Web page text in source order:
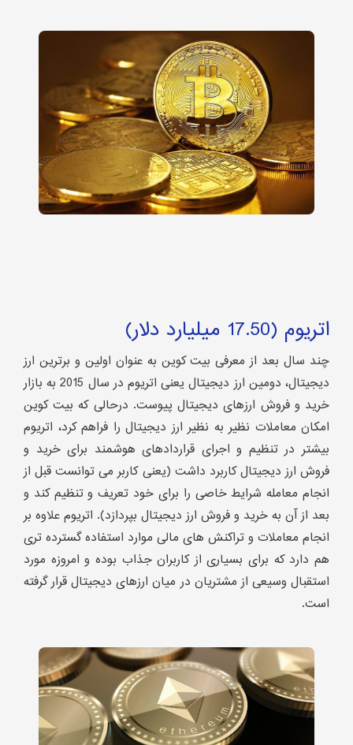
اتریوم (17.50 میلیارد دلار)
چند سال بعد از معرفی بیت کوین به عنوان اولین و برترین ارز
دیجیتال، دومین ارز دیجیتال یعنی اتریوم در سال 2015 به بازار
خرید و فروش ارزهای دیجیتال پیوست. درحالی که بیت کوین
امکان معاملات نظیر به نظیر ارز دیجیتال را فراهم کرد، اتریوم
بیشتر در تنظیم و اجرای قراردادهای هوشمند برای خرید و
فروش ارز دیجیتال کاربرد داشت (یعنی کاربر می توانست قبل از
انجام معامله شرایط خاصی را برای خود تعریف و تنظیم کند و
بعد از آن به خرید و فروش ارز دیجیتال بپردازد). اتریوم علاوه بر
انجام معاملات و تراکنش های مالی موارد استفاده گسترده تری
هم دارد که برای بسیاری از کاربران جذاب بوده و امروزه مورد
استقبال وسیعی از مشتریان در میان ارزهای دیجیتال قرار گرفته
است.